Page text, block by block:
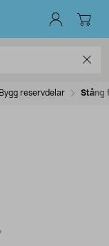
Bygg reservdelar Stång